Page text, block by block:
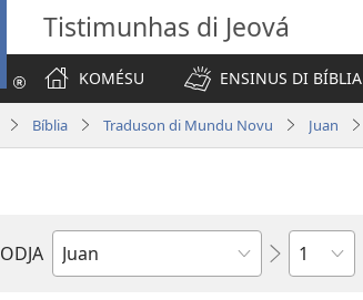
Tistimunhas di Jeová
KOMÉSU
ENSINUS DI BÍBLIA
Bíblia Traduson di Mundu Novu Juan
ODJA
Livru
Kapitlu